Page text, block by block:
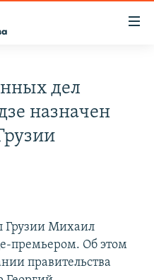
дел
назначен
Грузии Михаил
премьером. Об этом
правительства